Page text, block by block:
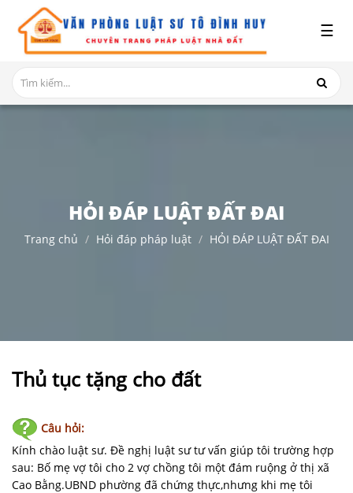
GIỚI
THIỆU
DỊCH
TỤC
ĐẤT
BẢN
-
BIỂU
MẪU
☰
HỎI ĐÁP LUẬT ĐẤT ĐAI
Trang chủ Hỏi đáp pháp luật HỎI ĐÁP LUẬT ĐẤT ĐAI
Thủ tục tặng cho đất
Câu hỏi:
Kính chào luật sư. Đề nghị luật sư tư vấn giúp tôi trường hợp
sau: Bố mẹ vợ tôi cho 2 vợ chồng tôi một đám ruộng ở thị xã
Cao Bằng.UBND phường đã chứng thực,nhưng khi mẹ tôi